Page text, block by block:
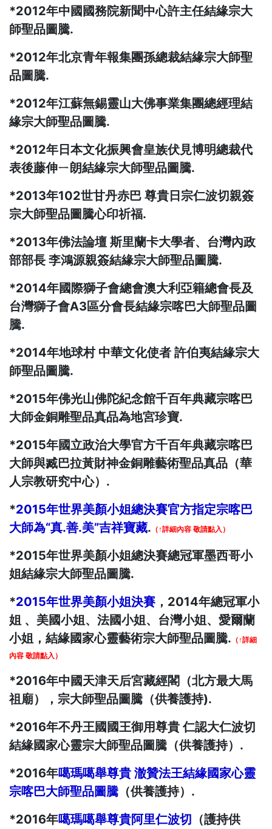
*2012年中國國務院新聞中心許主任結緣宗大
師聖品圖騰.
*2012年北京青年報集團孫總裁結緣宗大師聖
品圖騰.
*2012年江蘇無錫靈山大佛事業集團總經理結
緣宗大師聖品圖騰.
*2012年日本文化振興會皇族伏見博明總裁代
表後藤伸ㄧ朗結緣宗大師聖品圖騰.
*2013年102世甘丹赤巴 尊貴日宗仁波切親簽
宗大師聖品圖騰心印祈福.
*2013年佛法論壇 斯里蘭卡大學者、台灣內政
部部長 李鴻源親簽結緣宗大師聖品圖騰.
*2014年國際獅子會總會澳大利亞籍總會長及
台灣獅子會A3區分會長結緣宗喀巴大師聖品圖
騰.
*2014年地球村 中華文化使者 許伯夷結緣宗大
師聖品圖騰.
*2015年佛光山佛陀紀念館千百年典藏宗喀巴
大師金銅雕聖品真品為地宮珍寶.
*2015年國立政治大學官方千百年典藏宗喀巴
大師與臧巴拉黃財神金銅雕藝術聖品真品（華
人宗教研究中心）.
*2015年世界美顏小姐總決賽官方指定宗喀巴
大師為“真.善.美”吉祥寶藏. （↑詳細內容 敬請點入）
*2015年世界美顏小姐總決賽總冠軍墨西哥小
姐結緣宗大師聖品圖騰.
*2015年世界美顏小姐決賽 ，2014年總冠軍小
姐 、美國小姐、法國小姐、台灣小姐、愛爾蘭
小姐，結緣國家心靈藝術宗大師聖品圖騰. （↑詳細
內容 敬請點入）
*2016年中國天津天后宮藏經閣（北方最大馬
祖廟），宗大師聖品圖騰（供養護持).
*2016年不丹王國國王御用尊貴 仁認大仁波切
結緣國家心靈宗大師聖品圖騰（供養護持）.
*2016年噶瑪噶舉尊貴 澈贊法王結緣國家心靈
宗喀巴大師聖品圖騰 （供養護持）.
*2016年噶瑪噶舉尊貴阿里仁波切 （護持供